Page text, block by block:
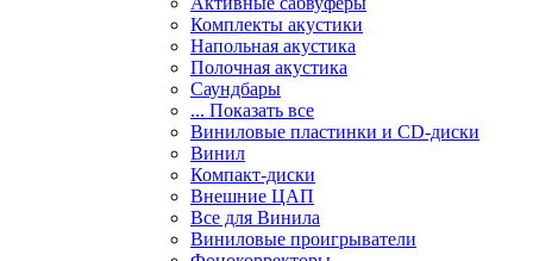
Комплекты акустики
Напольная акустика
Полочная акустика
Саундбары
... Показать все
Виниловые пластинки и CD-диски
Винил
Компакт-диски
Внешние ЦАП
Все для Винила
Виниловые проигрыватели